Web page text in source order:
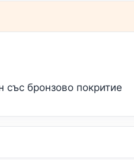
със бронзово покритие